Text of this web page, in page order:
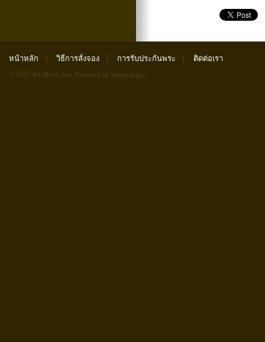
หน้าหลัก วิธีการสั่งจอง การรับประกันพระ ติดต่อเรา
© 2025 พระดีแท้.com. Powered by Sitepackage.